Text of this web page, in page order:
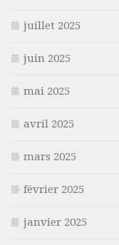
juillet 2025
juin 2025
mai 2025
avril 2025
mars 2025
février 2025
janvier 2025